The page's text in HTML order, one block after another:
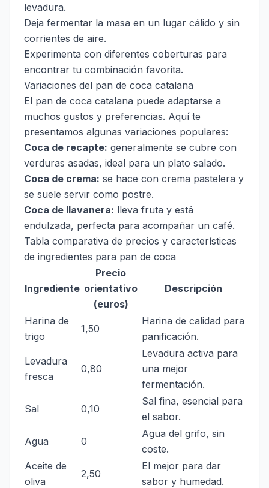
levadura.
Deja fermentar la masa en un lugar cálido y sin
corrientes de aire.
Experimenta con diferentes coberturas para
encontrar tu combinación favorita.
Variaciones del pan de coca catalana
El pan de coca catalana puede adaptarse a
muchos gustos y preferencias. Aquí te
presentamos algunas variaciones populares:
Coca de recapte: generalmente se cubre con
verduras asadas, ideal para un plato salado.
Coca de crema: se hace con crema pastelera y
se suele servir como postre.
Coca de llavanera: lleva fruta y está
endulzada, perfecta para acompañar un café.
Tabla comparativa de precios y características
de ingredientes para pan de coca
Ingrediente
Precio
orientativo
(euros)
Descripción
Harina de
trigo
1,50
Harina de calidad para
panificación.
Levadura
fresca
0,80
Levadura activa para
una mejor
fermentación.
Sal 0,10
Sal fina, esencial para
el sabor.
Agua 0
Agua del grifo, sin
coste.
Aceite de
oliva
2,50
El mejor para dar
sabor y humedad.